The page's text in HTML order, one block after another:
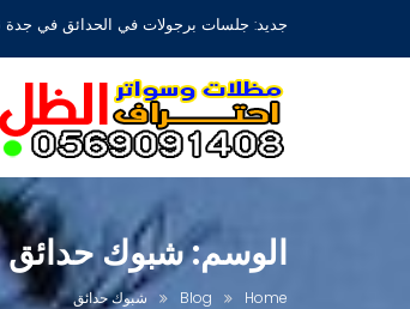
جديد: مظلات جلسات حدائق أشكال مودرن
الوسم:شبوك حدائق
Home
Blog شبوك حدائق